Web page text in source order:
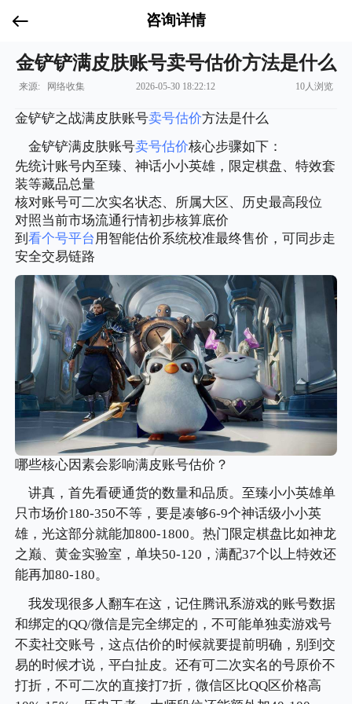
咨询详情
金铲铲满皮肤账号卖号估价方法是什么
来源: 网络收集 2026-05-30 18:22:12 10人浏览
金铲铲之战满皮肤账号卖号估价方法是什么
金铲铲满皮肤账号卖号估价核心步骤如下：
先统计账号内至臻、神话小小英雄，限定棋盘、特效套
装等藏品总量
核对账号可二次实名状态、所属大区、历史最高段位
对照当前市场流通行情初步核算底价
到看个号平台 用智能估价系统校准最终售价，可同步走
安全交易链路
哪些核心因素会影响满皮账号估价？
讲真，首先看硬通货的数量和品质。至臻小小英雄单
只市场价180-350不等，要是凑够6-9个神话级小小英
雄，光这部分就能加800-1800。热门限定棋盘比如神龙
之巅、黄金实验室，单块50-120，满配37个以上特效还
能再加80-180。
我发现很多人翻车在这，记住腾讯系游戏的账号数据
和绑定的QQ/微信是完全绑定的，不可能单独卖游戏号
不卖社交账号，这点估价的时候就要提前明确，别到交
易的时候才说，平白扯皮。还有可二次实名的号原价不
打折，不可二次的直接打7折，微信区比QQ区价格高